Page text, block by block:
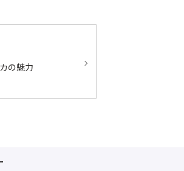
の魅力